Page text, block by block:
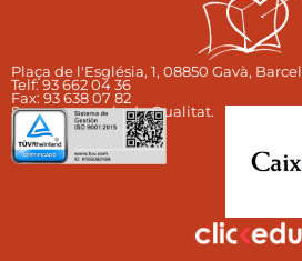
Plaça de l'Església, 1, 08850 Gavà,
Telf: 93 662 04 36​
Fax: 93 638 07 82 ​
Som una escola de Qualitat.